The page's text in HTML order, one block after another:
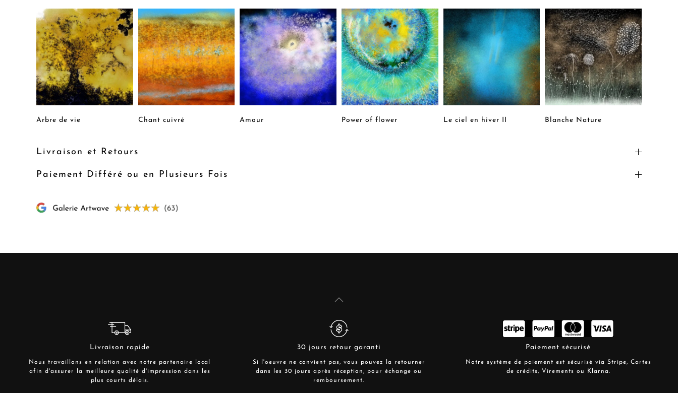
Arbre de vie Chant cuivré Amour Power of flower Le ciel en hiver II Blanche Nature
Livraison et Retours
Paiement Différé ou en Plusieurs Fois
Livraison rapide
Nous travaillons en relation avec notre partenaire local
afin d'assurer la meilleure qualité d'impression dans les
plus courts délais.
30 jours retour garanti
Si l'oeuvre ne convient pas, vous pouvez la retourner
dans les 30 jours après réception, pour échange ou
remboursement.
Paiement sécurisé
Notre système de paiement est sécurisé via Stripe, Cartes
de crédits, Virements ou Klarna.